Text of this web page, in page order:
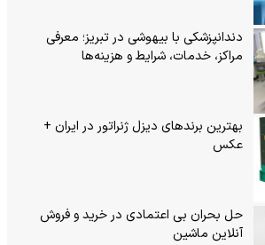
دندانپزشکی با بیهوشی در تبریز؛ معرفی
مراکز، خدمات، شرایط و هزینه‌ها
بهترین برندهای دیزل ژنراتور در ایران +
عکس
حل بحران بی‌ اعتمادی در خرید و فروش
آنلاین ماشین